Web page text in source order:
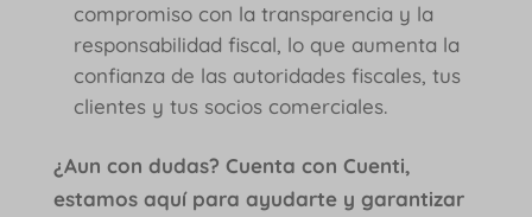
compromiso con la transparencia y la
responsabilidad fiscal, lo que aumenta la
confianza de las autoridades fiscales, tus
clientes y tus socios comerciales.
¿Aun con dudas? Cuenta con Cuenti,
estamos aquí para ayudarte y garantizar